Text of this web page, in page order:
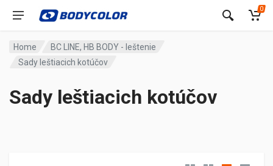
0
Home
BC LINE, HB BODY - leštenie
Sady leštiacich kotúčov
Sady leštiacich kotúčov